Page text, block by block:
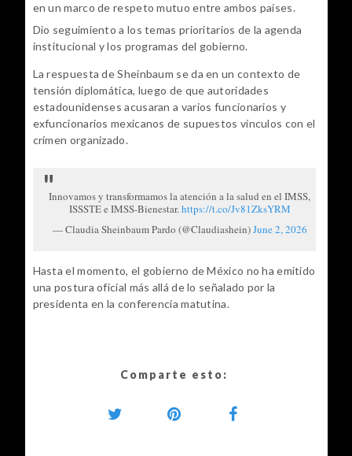
en un marco de respeto mutuo entre ambos países.
Dio seguimiento a los temas prioritarios de la agenda
institucional y los programas del gobierno.
La respuesta de Sheinbaum se da en un contexto de
tensión diplomática, luego de que autoridades
estadounidenses acusaran a varios funcionarios y
exfuncionarios mexicanos de supuestos vínculos con el
crimen organizado.
Innovamos y transformamos la atención a la salud en el IMSS,
ISSSTE e IMSS-Bienestar.https://t.co/Jv81ZksYRM
— Claudia Sheinbaum Pardo (@Claudiashein)June 2, 2026
Hasta el momento, el gobierno de México no ha emitido
una postura oficial más allá de lo señalado por la
presidenta en la conferencia matutina.
Comparte esto: